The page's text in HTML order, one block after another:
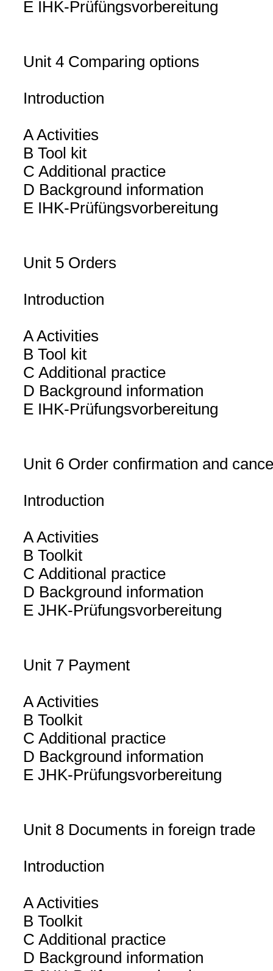
E IHK-Prüfüngsvorbereitung
Unit 4 Comparing options
Introduction
A Activities
B Tool kit
C Additional practice
D Background information
E IHK-Prüfüngsvorbereitung
Unit 5 Orders
Introduction
A Activities
B Tool kit
C Additional practice
D Background information
E IHK-Prüfungsvorbereitung
Unit 6 Order confirmation and
Introduction
A Activities
B Toolkit
C Additional practice
D Background information
E JHK-Prüfungsvorbereitung
Unit 7 Payment
A Activities
B Toolkit
C Additional practice
D Background information
E JHK-Prüfungsvorbereitung
Unit 8 Documents in foreign trade
Introduction
A Activities
B Toolkit
C Additional practice
D Background information